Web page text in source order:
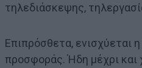
τηλεδιάσκεψης,
Επιπρόσθετα, ενισχύεται
προσφοράς. Ήδη μέχρι και